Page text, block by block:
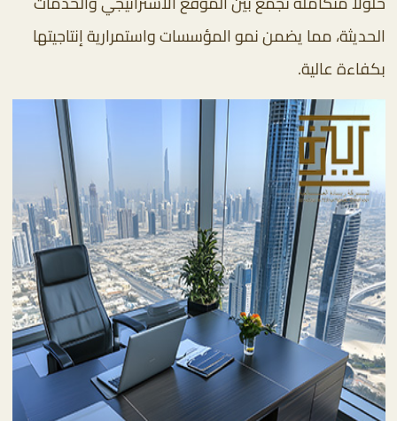
الحديثة، مما يضمن نمو المؤسسات واستمرارية إنتاجيتها
بكفاءة عالية.